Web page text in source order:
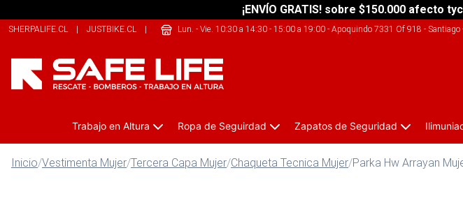
¡ENVÍO GRATIS! sobre $150.000 afecto
SHERPALIFE.CL | JUSTBIKE.CL | 209SPORTS.CL
Lun. - Vie. 10:30 a 14:30 - 15:00 a 19:00- Apoquindo 7331 Of 918 - Santiago
Trabajo en Altura Ropa de Seguirdad Zapatos de Seguridad
Inicio/Vestimenta Mujer/Tercera Capa Mujer/Chaqueta Tecnica Mujer/Parka Hw Arrayan